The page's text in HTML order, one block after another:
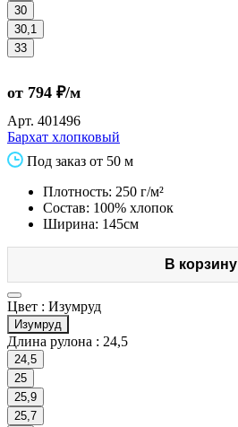
30
30,1
33
от 794 ₽/м
Арт. 401496
Бархат хлопковый
Под заказ от 50 м
Плотность: 250 г/м²
Состав: 100% хлопок
Ширина: 145см
В корзину
Цвет : Изумруд
Изумруд
Длина рулона : 24,5
24,5
25
25,9
25,7